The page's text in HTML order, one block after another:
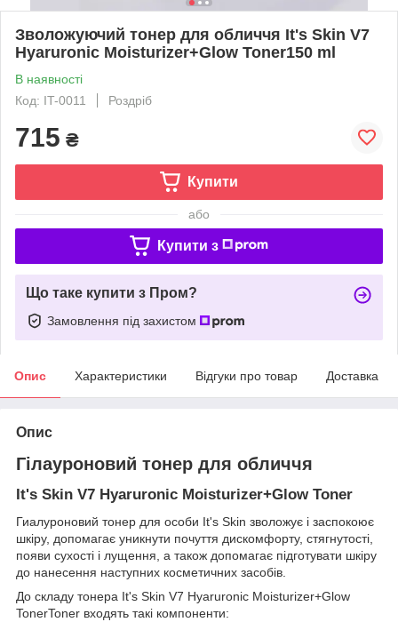
Зволожуючий тонер для обличчя It's Skin V7
Hyaruronic Moisturizer+Glow Toner150 ml
В наявності
Код: IT-0011
Роздріб
715 ₴
Купити
або
Купити з
Що таке купити з Пром?
Замовлення під захистом
Опис Характеристики Відгуки про товар Доставка
Опис
Гілауроновий тонер для обличчя
It's Skin V7 Hyaruronic Moisturizer+Glow Toner
Гиалуроновий тонер для особи It's Skin зволожує і заспокоює
шкіру, допомагає уникнути почуття дискомфорту, стягнутості,
появи сухості і лущення, а також допомагає підготувати шкіру
до нанесення наступних косметичних засобів.
До складу тонера It's Skin V7 Hyaruronic Moisturizer+Glow
TonerToner входять такі компоненти: